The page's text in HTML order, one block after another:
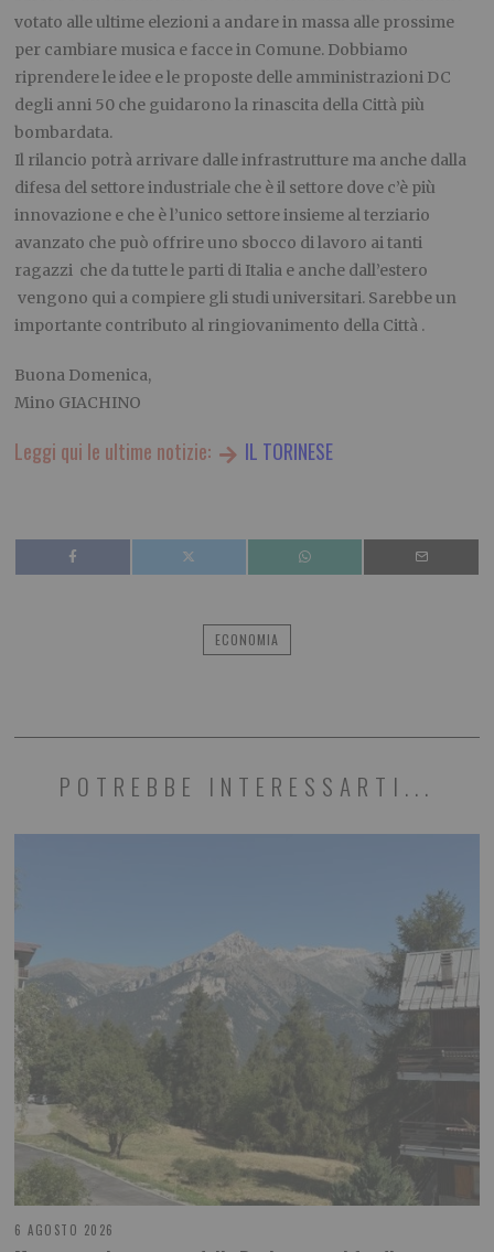
votato alle ultime elezioni a andare in massa alle prossime
per cambiare musica e facce in Comune. Dobbiamo
riprendere le idee e le proposte delle amministrazioni DC
degli anni 50 che guidarono la rinascita della Città più
bombardata.
Il rilancio potrà arrivare dalle infrastrutture ma anche dalla
difesa del settore industriale che è il settore dove c’è più
innovazione e che è l’unico settore insieme al terziario
avanzato che può offrire uno sbocco di lavoro ai tanti
ragazzi che da tutte le parti di Italia e anche dall’estero
vengono qui a compiere gli studi universitari. Sarebbe un
importante contributo al ringiovanimento della Città .
Buona Domenica,
Mino GIACHINO
Leggi qui le ultime notizie: IL TORINESE
ECONOMIA
POTREBBE INTERESSARTI...
6 AGOSTO 2026